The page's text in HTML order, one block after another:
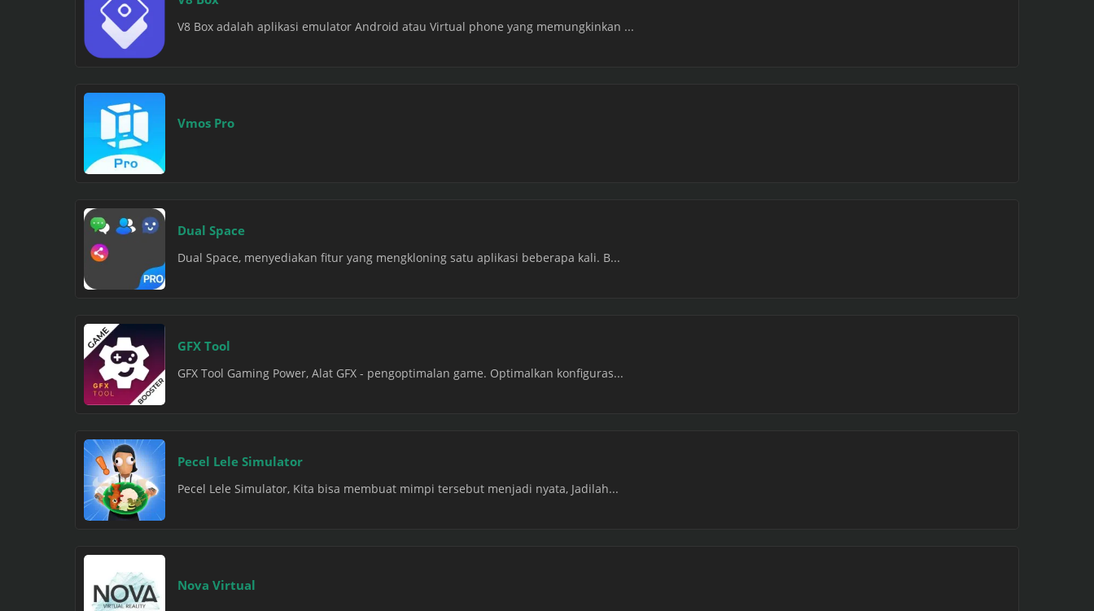
V8 Box adalah aplikasi emulator Android atau Virtual phone yang memungkinkan ...
Vmos Pro
Dual Space
Dual Space, menyediakan fitur yang mengkloning satu aplikasi beberapa kali. B...
GFX Tool
GFX Tool Gaming Power, Alat GFX - pengoptimalan game. Optimalkan konfiguras...
Pecel Lele Simulator
Pecel Lele Simulator, Kita bisa membuat mimpi tersebut menjadi nyata, Jadilah...
Nova Virtual